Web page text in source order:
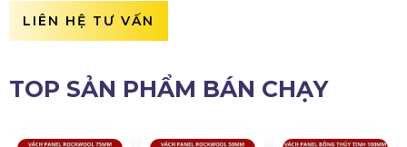
LIÊN HỆ TƯ VẤN
TOP SẢN PHẨM BÁN CHẠY